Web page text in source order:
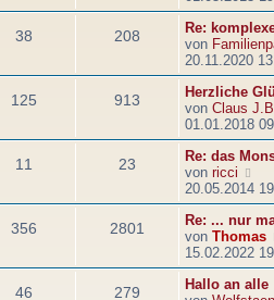
u
e
s
t
e
r
B
e
i
t
a
g
38 208
Re:
von
20.11.2020
125 913
Herzliche
von Claus
01.01.2018
11 23
Re: das
von ricci
e
u
e
s
e
20.05.2014
356 2801
Re: ... nur
von Thomas
15.02.2022
46 279
Hallo an alle